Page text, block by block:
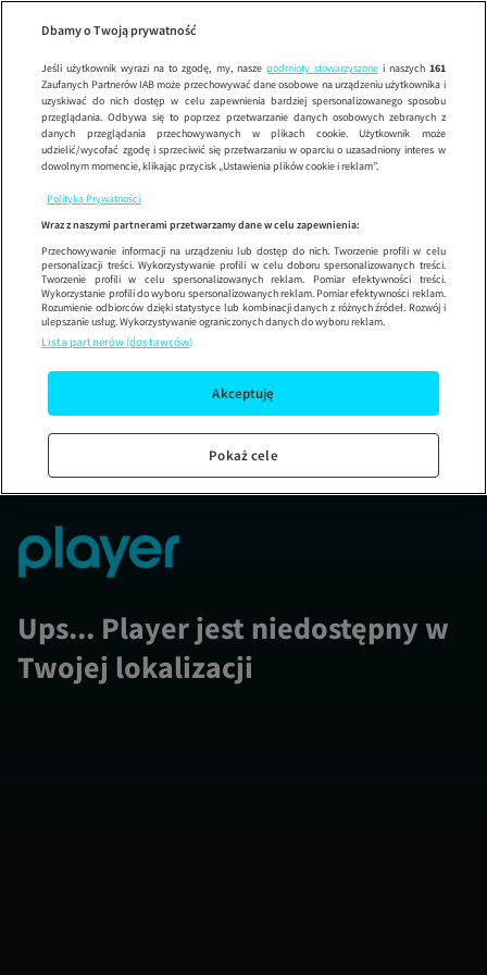
Wypróbuj aplikację mobilną
Korzystaj z łatwiejszej nawigacji i ciesz się szybszym
Ups... Player jest niedostępny w
Twojej lokalizacji
Dbamy o Twoją prywatność
Jeśli użytkownik wyrazi na to zgodę, my, nasze podmioty stowarzyszonei naszych 161
Zaufanych Partnerów IAB może przechowywać dane osobowe na urządzeniu użytkownika i
uzyskiwać do nich dostęp w celu zapewnienia bardziej spersonalizowanego sposobu
przeglądania. Odbywa się to poprzez przetwarzanie danych osobowych zebranych z
danych przeglądania przechowywanych w plikach cookie. Użytkownik może
udzielić/wycofać zgodę i sprzeciwić się przetwarzaniu w oparciu o uzasadniony interes w
dowolnym momencie, klikając przycisk „Ustawienia plików cookie i reklam”.
Polityka Prywatności
Wraz z naszymi partnerami przetwarzamy dane w celu zapewnienia:
Przechowywanie informacji na urządzeniu lub dostęp do nich. Tworzenie profili w celu
personalizacji treści. Wykorzystywanie profili w celu doboru spersonalizowanych treści.
Tworzenie profili w celu spersonalizowanych reklam. Pomiar efektywności treści.
Wykorzystanie profili do wyboru spersonalizowanych reklam. Pomiar efektywności reklam.
Rozumienie odbiorców dzięki statystyce lub kombinacji danych z różnych źródeł. Rozwój i
ulepszanie usług. Wykorzystywanie ograniczonych danych do wyboru reklam.
Lista partnerów (dostawców)
Akceptuję
Pokaż cele